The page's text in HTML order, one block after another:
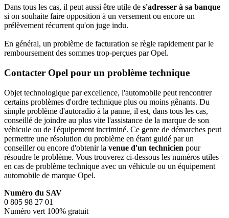
Dans tous les cas, il peut aussi être utile de s'adresser à sa banque
si on souhaite faire opposition à un versement ou encore un
prélèvement récurrent qu'on juge indu.
En général, un problème de facturation se règle rapidement par le
remboursement des sommes trop-perçues par Opel.
Contacter Opel pour un problème technique
Objet technologique par excellence, l'automobile peut rencontrer
certains problèmes d'ordre technique plus ou moins gênants. Du
simple problème d'autoradio à la panne, il est, dans tous les cas,
conseillé de joindre au plus vite l'assistance de la marque de son
véhicule ou de l'équipement incriminé. Ce genre de démarches peut
permettre une résolution du problème en étant guidé par un
conseiller ou encore d'obtenir la venue d'un technicien pour
résoudre le problème. Vous trouverez ci-dessous les numéros utiles
en cas de problème technique avec un véhicule ou un équipement
automobile de marque Opel.
Numéro du SAV
0 805 98 27 01
Numéro vert 100% gratuit